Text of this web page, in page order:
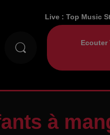
Live :Top Music
à